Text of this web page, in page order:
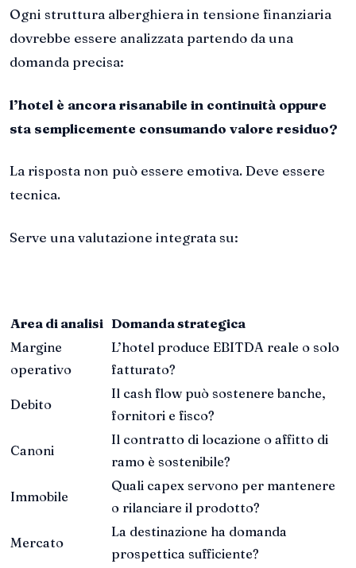
Ogni struttura alberghiera in tensione finanziaria
dovrebbe essere analizzata partendo da una
domanda precisa:
l’hotel è ancora risanabile in continuità oppure
sta semplicemente consumando valore residuo?
La risposta non può essere emotiva. Deve essere
tecnica.
Serve una valutazione integrata su:
Area di analisi Domanda strategica
Margine
operativo
L’hotel produce EBITDA reale o solo
fatturato?
Debito
Il cash flow può sostenere banche,
fornitori e fisco?
Canoni
Il contratto di locazione o affitto di
ramo è sostenibile?
Immobile
Quali capex servono per mantenere
o rilanciare il prodotto?
Mercato
La destinazione ha domanda
prospettica sufficiente?